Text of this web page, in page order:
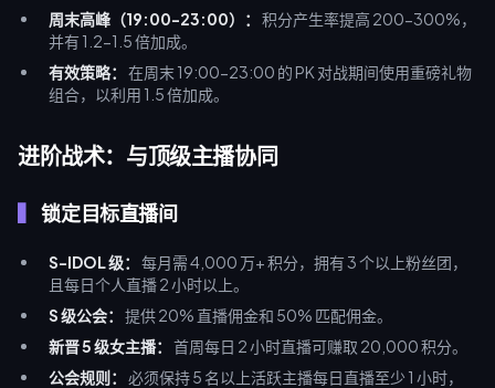
周末高峰（19:00-23:00）：
积分产生率提高 200-300%，
并有 1.2-1.5 倍加成。
有效策略：
在周末 19:00-23:00 的 PK 对战期间使用重磅礼物
组合，以利用 1.5 倍加成。
进阶战术：与顶级主播协同
锁定目标直播间
S-IDOL 级：
每月需 4,000 万+ 积分，拥有 3 个以上粉丝团，
且每日个人直播 2 小时以上。
S 级公会：
提供 20% 直播佣金和 50% 匹配佣金。
新晋 5 级女主播：
首周每日 2 小时直播可赚取 20,000 积分。
公会规则：
必须保持 5 名以上活跃主播每日直播至少 1 小时，